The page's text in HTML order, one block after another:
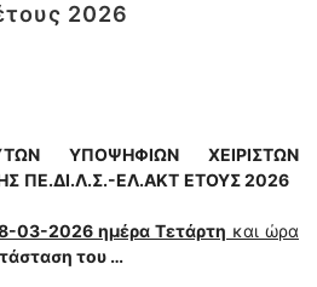
2026
ΥΠΟΨΗΦΙΩΝ ΧΕΙΡΙΣΤΩΝ
ΠΕ.ΔΙ.Λ.Σ.-ΕΛ.ΑΚΤ ΕΤΟΥΣ 2026
03-2026 ημέρα Τετάρτη και ώρα
του …